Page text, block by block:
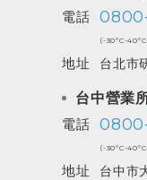
電話
(-30ºC-
地址 台北市
台中營業
電話
(-30ºC-
地址 台中市